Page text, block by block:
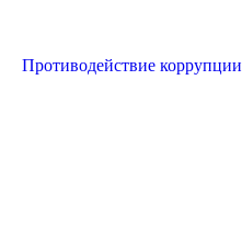
Противодействие коррупции